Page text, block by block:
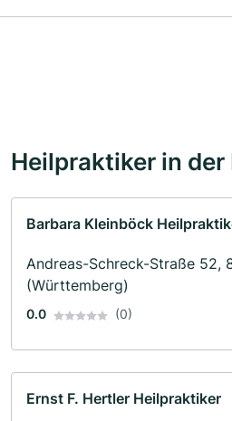
Heilpraktiker in der
Barbara Kleinböck
Andreas-Schreck-Straße 52,
(Württemberg)
0.0 (0)
Ernst F. Hertler Heilpraktiker